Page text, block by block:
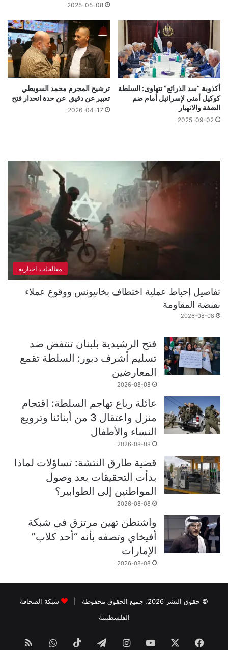
2025-05-08
أكذوبة “سد الذرائع” تتهاوى: السلطة
كوكيل أمني لإسرائيل أمام ضم
الضفة والانهيار
2025-09-02
ترشيح المجرم محمد السويطي
تعبير عن دقيق عن حدة انحدار فتح
2026-04-17
معالجات اخبارية
تفاصيل إحباط عملية اختطاف بخانيونس ووقوع عملاء
بقبضة المقاومة
2026-08-08
فتح الرشيدية بلبنان تنتفض ضد
تسليم أشرف دبور: السلطة تقمع
المعارضين
2026-08-08
عائلة رباع تهاجم السلطة: اقتحام
منزل واعتقال 3 من أبنائنا وترويع
النساء والأطفال
2026-08-08
قضية طارق النتشة: تساؤلات لماذا
بدأت التحقيقات بعد وصول
المواطنين إلى الطوابير؟
2026-08-08
واشنطن تهين مرتزق في شبكة
أفيخاي وتصفه بأنه “أحد كلاب”
الإمارات
2026-08-08
© حقوق النشر 2026، جميع الحقوق محفوظة |
شبكة الصحافة
الفلسطينية
فيسبوك ‫YouTubeانستقرامتيلقرام ‫TikTokواتسابملخص